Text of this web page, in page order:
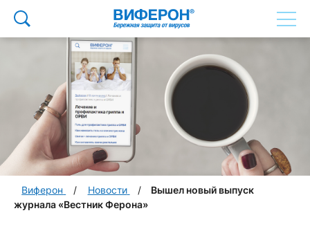
Виферон Новости
Вышел новый выпуск
журнала «Вестник Ферона»